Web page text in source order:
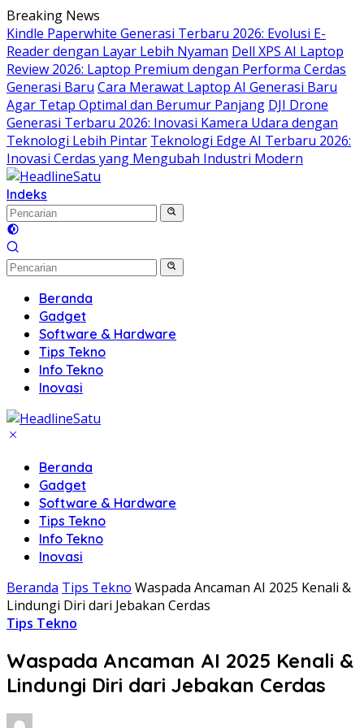
Langsung
ke
konten
Breaking News
Kindle Paperwhite Generasi Terbaru 2026: Evolusi E-
Reader dengan Layar Lebih Nyaman Dell XPS AI Laptop
Review 2026: Laptop Premium dengan Performa Cerdas
Generasi Baru Cara Merawat Laptop AI Generasi Baru
Agar Tetap Optimal dan Berumur Panjang DJI Drone
Generasi Terbaru 2026: Inovasi Kamera Udara dengan
Teknologi Lebih Pintar Teknologi Edge AI Terbaru 2026:
Inovasi Cerdas yang Mengubah Industri Modern
Indeks
Beranda
Gadget
Software & Hardware
Tips Tekno
Info Tekno
Inovasi
Beranda
Gadget
Software & Hardware
Tips Tekno
Info Tekno
Inovasi
Beranda Tips Tekno Waspada Ancaman AI 2025 Kenali &
Lindungi Diri dari Jebakan Cerdas
Tips Tekno
Waspada Ancaman AI 2025 Kenali &
Lindungi Diri dari Jebakan Cerdas